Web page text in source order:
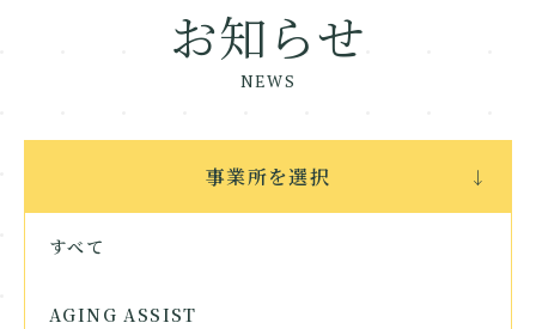
お知らせ
NEWS
事業所を選択
すべて
AGING ASSIST